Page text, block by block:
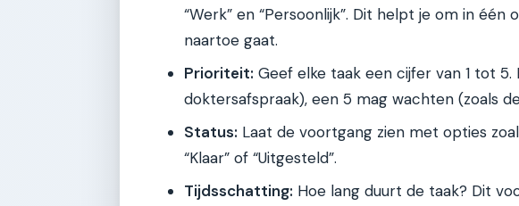
“Werk” en “Persoonlijk”. Dit helpt je om in één
naartoe gaat.
Prioriteit: Geef elke taak een cijfer van 1 tot
doktersafspraak), een 5 mag wachten (zoals
Status: Laat de voortgang zien met opties
“Klaar” of “Uitgesteld”.
Tijdsschatting: Hoe lang duurt de taak? Dit